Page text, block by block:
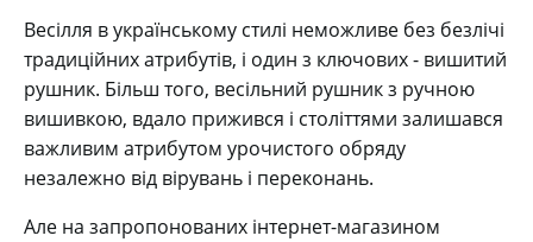
Весілля в українському стилі неможливе без безлічі
традиційних атрибутів, і один з ключових - вишитий
рушник. Більш того, весільний рушник з ручною
вишивкою, вдало прижився і століттями залишався
важливим атрибутом урочистого обряду
незалежно від вірувань і переконань.
Але на запропонованих інтернет-магазином